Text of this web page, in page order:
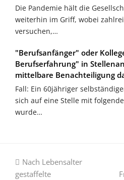
Die Pandemie hält die
weiterhin im Griff, wobei
versuchen,…
"Berufsanfänger" oder
Berufserfahrung" in
mittelbare Benachteiligung
Fall: Ein 60jähriger
sich auf eine Stelle mit
wurde…
vorheriger
Beitrag:
Nach Lebensalter
gestaffelte